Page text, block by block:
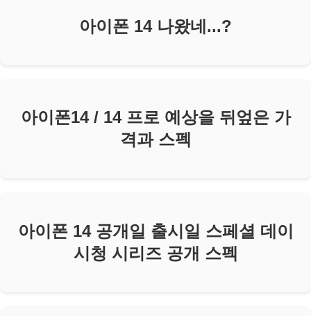
아이폰 14 나왔네...?
아이폰14 / 14 프로 예상을 뒤엎은 가
격과 스펙
아이폰 14 공개일 출시일 스페셜 데이
시청 시리즈 공개 스펙